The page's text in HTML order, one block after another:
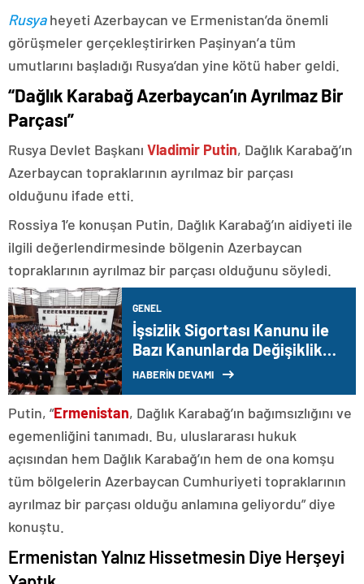
Rusyaheyeti Azerbaycan ve Ermenistan’da önemli
görüşmeler gerçekleştirirken Paşinyan’a tüm
umutlarını başladığı Rusya’dan yine kötü haber geldi.
“Dağlık Karabağ Azerbaycan’ın Ayrılmaz Bir
Parçası”
Rusya Devlet Başkanı Vladimir Putin, Dağlık Karabağ’ın
Azerbaycan topraklarının ayrılmaz bir parçası
olduğunu ifade etti.
Rossiya 1’e konuşan Putin, Dağlık Karabağ’ın aidiyeti ile
ilgili değerlendirmesinde bölgenin Azerbaycan
topraklarının ayrılmaz bir parçası olduğunu söyledi.
GENEL
İşsizlik Sigortası Kanunu ile
Bazı Kanunlarda Değişiklik
Yapılmasına Dair Kanun
HABERİN DEVAMI
Putin, “Ermenistan, Dağlık Karabağ’ın bağımsızlığını ve
egemenliğini tanımadı. Bu, uluslararası hukuk
açısından hem Dağlık Karabağ’ın hem de ona komşu
tüm bölgelerin Azerbaycan Cumhuriyeti topraklarının
ayrılmaz bir parçası olduğu anlamına geliyordu” diye
konuştu.
Ermenistan Yalnız Hissetmesin Diye Herşeyi